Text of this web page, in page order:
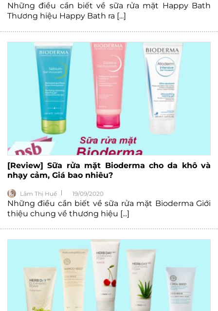
Những điều cần biết về sữa rửa mặt Happy Bath
Thương hiệu Happy Bath ra [...]
[Review] Sữa rửa mặt Bioderma cho da khô và
nhạy cảm, Giá bao nhiêu?
Lâm Thị Huế 19/09/2020
Những điều cần biết về sữa rửa mặt Bioderma Giới
thiệu chung về thương hiệu [...]